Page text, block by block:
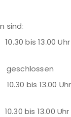
sind:
13.00 Uhr
Uhr
13.00 Uhr